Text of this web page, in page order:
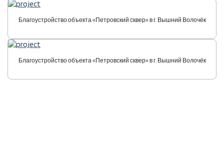
Благоустройство объекта «Петровский сквер» в г. Вышний Волочёк
Благоустройство объекта «Петровский сквер» в г. Вышний Волочёк